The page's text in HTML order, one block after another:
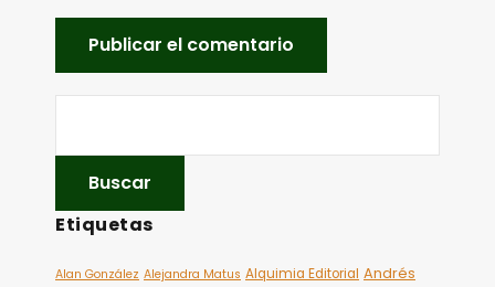
Etiquetas
Alan González Alejandra Matus Alquimia Editorial Andrés